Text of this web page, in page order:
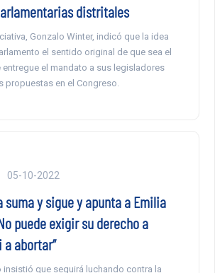
distritales
Gonzalo Winter, indicó que la idea
el sentido original de que sea el
entregue el mandato a sus legisladores
propuestas en el Congreso.
05-10-2022
suma y sigue y apunta a Emilia
puede exigir su derecho a
abortar”
insistió que seguirá luchando contra la